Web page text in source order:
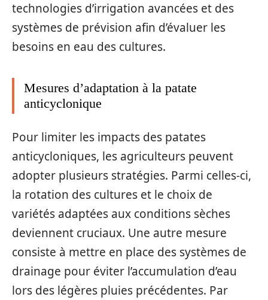
technologies d’irrigation avancées et des
systèmes de prévision afin d’évaluer les
besoins en eau des cultures.
Mesures d’adaptation à la patate
anticyclonique
Pour limiter les impacts des patates
anticycloniques, les agriculteurs peuvent
adopter plusieurs stratégies. Parmi celles-ci,
la rotation des cultures et le choix de
variétés adaptées aux conditions sèches
deviennent cruciaux. Une autre mesure
consiste à mettre en place des systèmes de
drainage pour éviter l’accumulation d’eau
lors des légères pluies précédentes. Par